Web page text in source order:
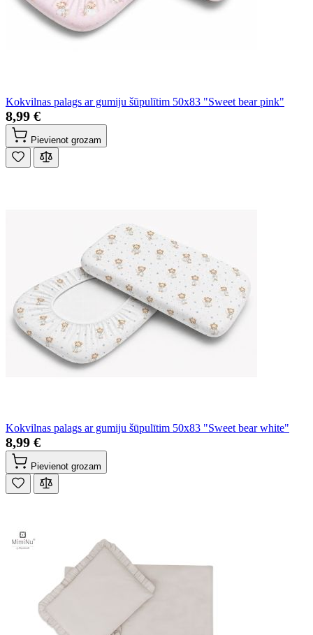
Kokvilnas palags ar gumiju šūpulītim 50x83 "Sweet bear pink"
8,99 €
Pievienot grozam
Kokvilnas palags ar gumiju šūpulītim 50x83 "Sweet bear white"
8,99 €
Pievienot grozam